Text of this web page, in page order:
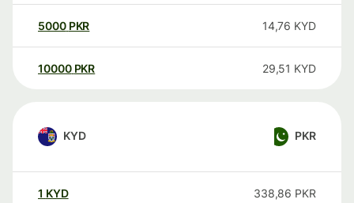
5000 PKR 14,76 KYD
10000 PKR 29,51 KYD
KYD PKR
1 KYD 338,86 PKR